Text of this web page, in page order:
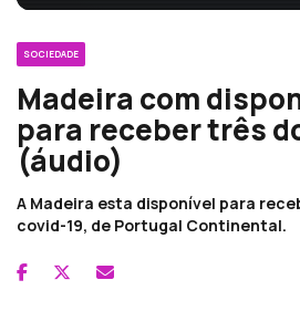
SOCIEDADE
Madeira com
para receber três
(áudio)
A Madeira esta disponível para
covid-19, de Portugal Continental.